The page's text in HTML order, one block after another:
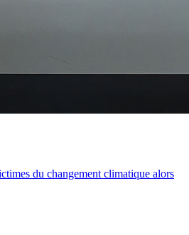
du changement climatique alors